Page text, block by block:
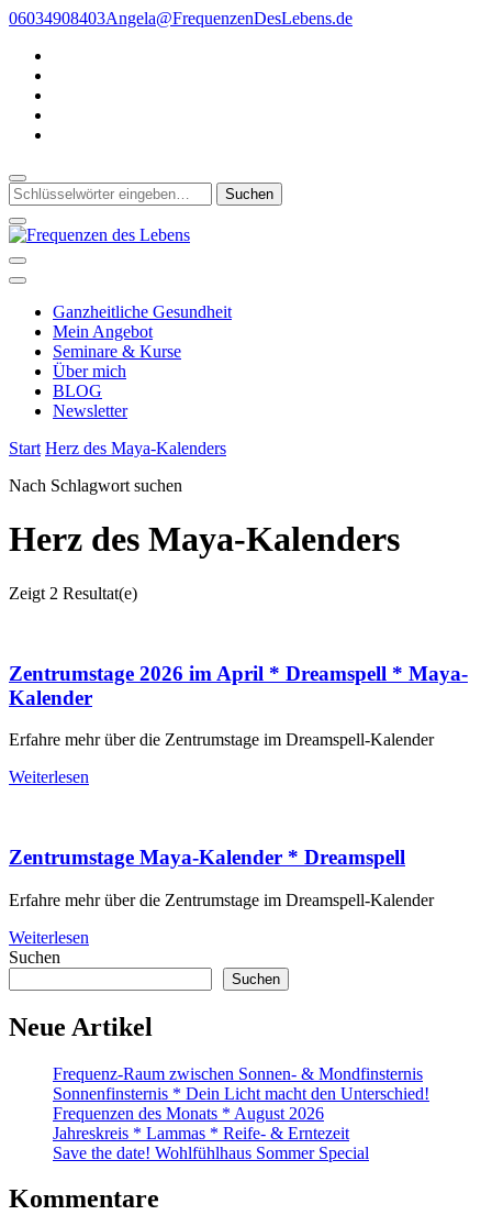
Zum
springen
06034908403Angela@FrequenzenDesLebens.de
Suchst
du
nach
etwas?
Frequenzen des Lebens
Ganzheitliche Gesundheit
Mein Angebot
Seminare & Kurse
Über mich
BLOG
Newsletter
Start Herz des Maya-Kalenders
Nach Schlagwort suchen
Herz des Maya-Kalenders
Zeigt 2 Resultat(e)
Zentrumstage 2026 im April * Dreamspell * Maya-
Kalender
Erfahre mehr über die Zentrumstage im Dreamspell-Kalender
Weiterlesen
Zentrumstage Maya-Kalender * Dreamspell
Erfahre mehr über die Zentrumstage im Dreamspell-Kalender
Weiterlesen
Suchen
Suchen
Neue Artikel
Frequenz-Raum zwischen Sonnen- & Mondfinsternis
Sonnenfinsternis * Dein Licht macht den Unterschied!
Frequenzen des Monats * August 2026
Jahreskreis * Lammas * Reife- & Erntezeit
Save the date! Wohlfühlhaus Sommer Special
Kommentare